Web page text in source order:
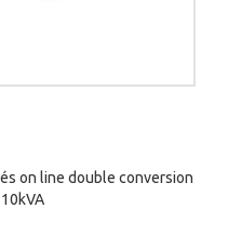
on line double conversion